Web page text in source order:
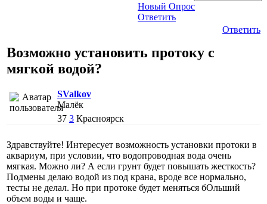
Новый Опрос
Ответить
Ответить
Возможно установить протоку с
мягкой водой?
SValkov
Малёк
37 3 Красноярск
Здравствуйте! Интересует возможность установки протоки в
аквариум, при условии, что водопроводная вода очень
мягкая. Можно ли? А если грунт будет повышать жесткость?
Подмены делаю водой из под крана, вроде все нормально,
тесты не делал. Но при протоке будет меняться бОльший
объем воды и чаще.